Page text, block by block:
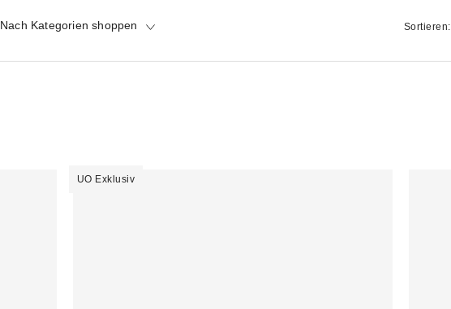
Nach Kategorien shoppen Sortieren:
UO Exklusiv